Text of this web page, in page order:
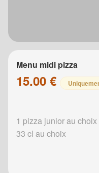
Menu midi pizza
15.00 €
1 pizza junior au
33 cl au choix